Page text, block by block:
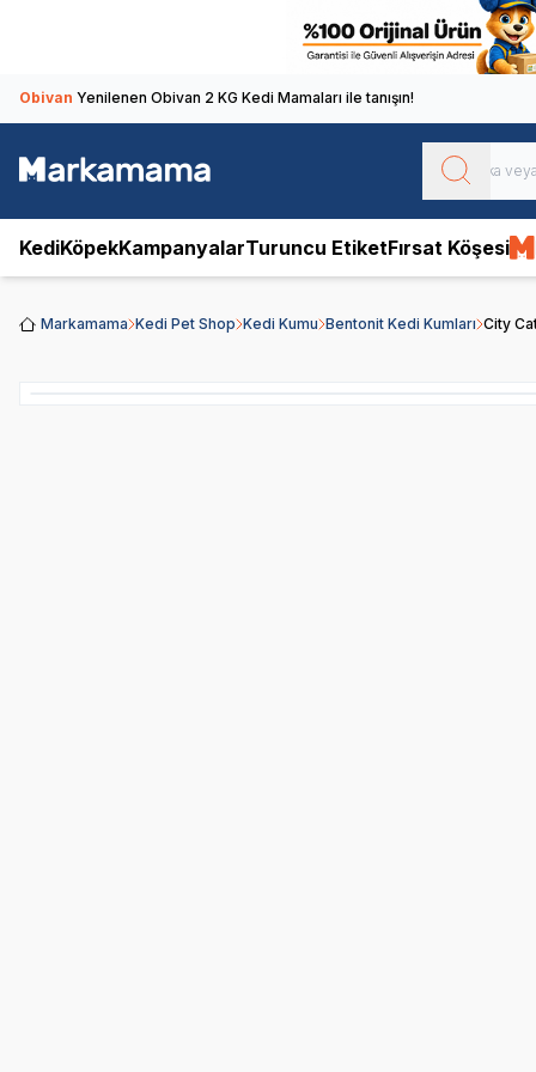
Obivan Yenilenen Obivan 2 KG Kedi Mamaları ile tanışın!
KediKöpekKampanyalarTuruncu EtiketFırsat Köşesi
Markamama Kedi Pet Shop Kedi Kumu Bentonit Kedi Kumları City